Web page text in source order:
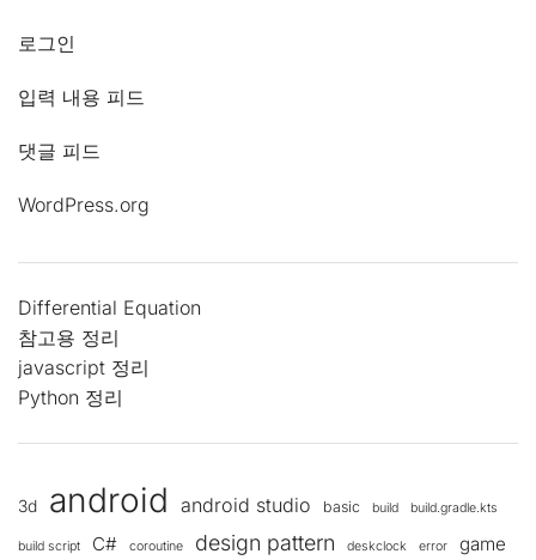
로그인
입력 내용 피드
댓글 피드
WordPress.org
Differential Equation
참고용 정리
javascript 정리
Python 정리
3d android android studio basic build build.gradle.kts
build script C# coroutine design pattern deskclock error game